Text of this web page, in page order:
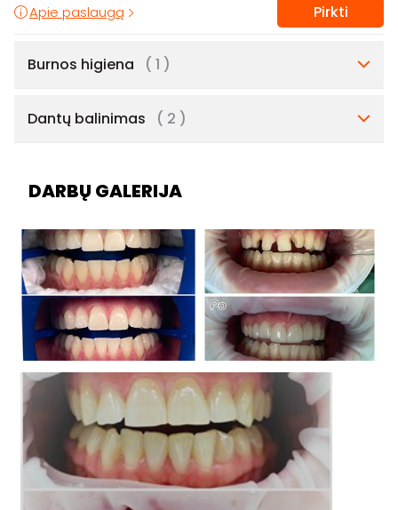
Apie paslaugą Pirkti
Burnos higiena ( 1 )
Dantų balinimas ( 2 )
DARBŲ GALERIJA